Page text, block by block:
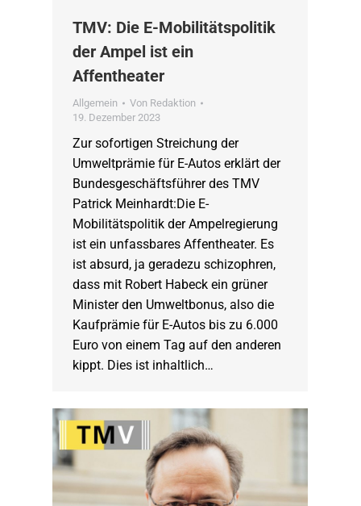
TMV: Die E-Mobilitätspolitik
der Ampel ist ein
Affentheater
Allgemein Von Redaktion
19. Dezember 2023
Zur sofortigen Streichung der
Umweltprämie für E-Autos erklärt der
Bundesgeschäftsführer des TMV
Patrick Meinhardt:Die E-
Mobilitätspolitik der Ampelregierung
ist ein unfassbares Affentheater. Es
ist absurd, ja geradezu schizophren,
dass mit Robert Habeck ein grüner
Minister den Umweltbonus, also die
Kaufprämie für E-Autos bis zu 6.000
Euro von einem Tag auf den anderen
kippt. Dies ist inhaltlich…